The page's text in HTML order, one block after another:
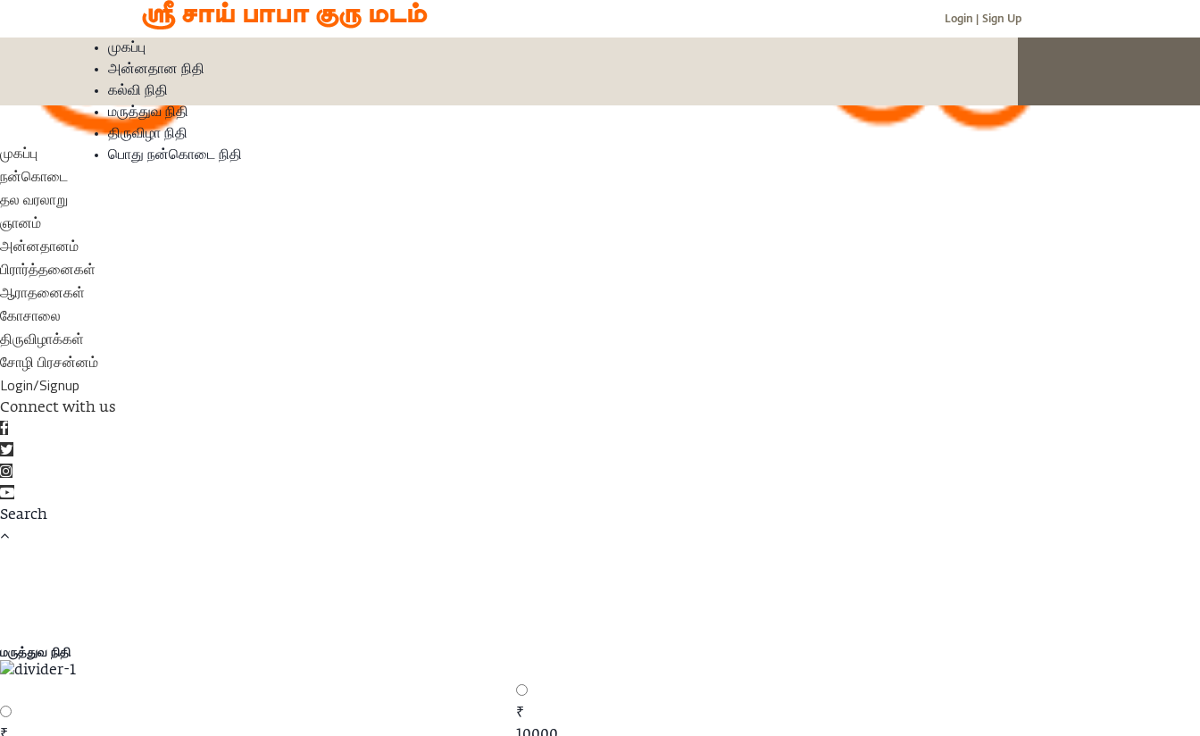
Login | Sign Up
முகப்பு
அன்னதான நிதி
கல்வி நிதி
மருத்துவ நிதி
திருவிழா நிதி
பொது நன்கொடை நிதி
முகப்பு
நன்கொடை
தல வரலாறு
ஞானம்
அன்னதானம்
பிரார்த்தனைகள்
ஆராதனைகள்
கோசாலை
திருவிழாக்கள்
சோழி பிரசன்னம்
Login/Signup
Connect with us
மருத்துவ நிதி
₹